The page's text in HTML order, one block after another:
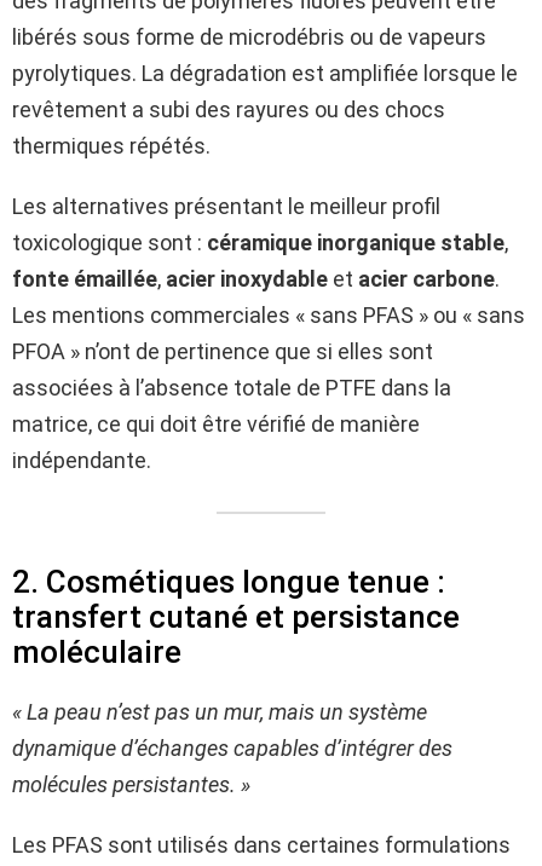
libérés sous forme de microdébris ou de vapeurs
pyrolytiques. La dégradation est amplifiée lorsque le
revêtement a subi des rayures ou des chocs
thermiques répétés.
Les alternatives présentant le meilleur profil
toxicologique sont : céramique inorganique stable,
fonte émaillée, acier inoxydable et acier carbone.
Les mentions commerciales « sans PFAS » ou « sans
PFOA » n’ont de pertinence que si elles sont
associées à l’absence totale de PTFE dans la
matrice, ce qui doit être vérifié de manière
indépendante.
2. Cosmétiques longue tenue :
transfert cutané et persistance
moléculaire
« La peau n’est pas un mur, mais un système
dynamique d’échanges capables d’intégrer des
molécules persistantes. »
Les PFAS sont utilisés dans certaines formulations